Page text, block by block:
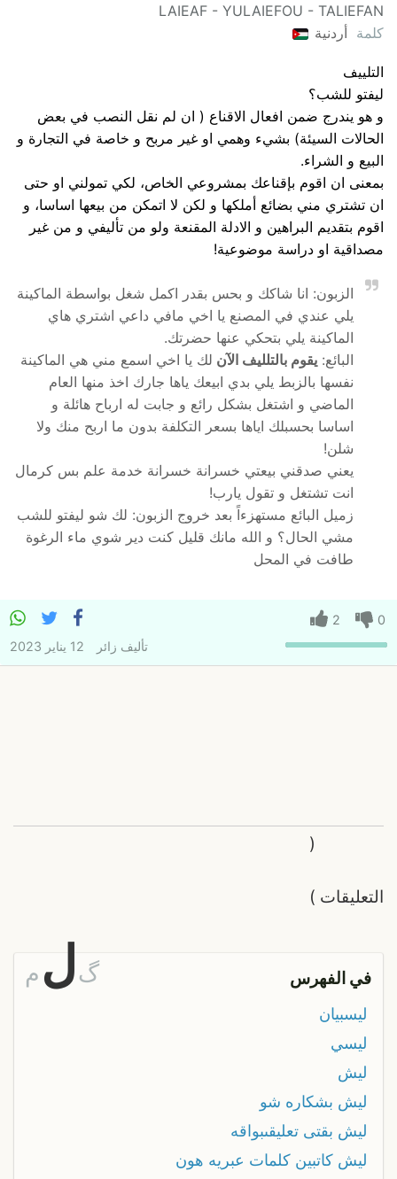
LAIEAF - YULAIEFOU - TALIEFAN
كلمة أردنية
التلييف
ليفتو للشب؟
و هو يندرج ضمن افعال الاقناع ( ان لم نقل النصب في بعض
الحالات السيئة) بشيء وهمي او غير مربح و خاصة في التجارة و
البيع و الشراء.
بمعنى ان اقوم بإقناعك بمشروعي الخاص، لكي تمولني او حتى
ان تشتري مني بضائع أملكها و لكن لا اتمكن من بيعها اساسا، و
اقوم بتقديم البراهين و الادلة المقنعة ولو من تأليفي و من غير
مصداقية او دراسة موضوعية!
الزبون: انا شاكك و بحس بقدر اكمل شغل بواسطة الماكينة
يلي عندي في المصنع يا اخي مافي داعي اشتري هاي
الماكينة يلي بتحكي عنها حضرتك.
البائع: يقوم بالتلليف الآن لك يا اخي اسمع مني هي الماكينة
نفسها بالزبط يلي بدي ابيعك ياها جارك اخذ منها العام
الماضي و اشتغل بشكل رائع و جابت له ارباح هائلة و
اساسا بحسبلك اياها بسعر التكلفة بدون ما اربح منك ولا
شلن!
يعني صدقني بيعتي خسرانة خسرانة خدمة علم بس كرمال
انت تشتغل و تقول يارب!
زميل البائع مستهزءاً بعد خروج الزبون: لك شو ليفتو للشب
مشي الحال؟ و الله مانك قليل كنت دير شوي ماء الرغوة
طافت في المحل
0
2
تأليف زائر 12 يناير 2023
التعليقات
(
)
في الفهرس گل م
ليسبيان
ليسي
ليش
ليش بشكاره شو
ليش بقتى تعليقىبواقه
ليش كاتبين كلمات عبريه هون